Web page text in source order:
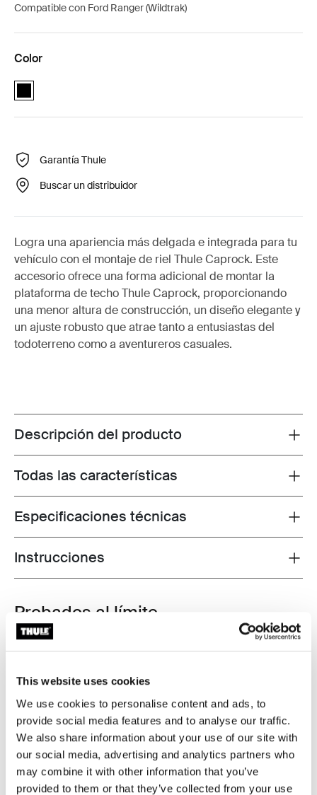
This website uses cookies
We use cookies to personalise content and ads, to
provide social media features and to analyse our traffic.
We also share information about your use of our site with
our social media, advertising and analytics partners who
may combine it with other information that you’ve
provided to them or that they’ve collected from your use
Compatible con Ford Ranger (Wildtrak)
Color
Thule Caprock rail mount Negro (selected)
Garantía Thule
Buscar un distribuidor
Logra una apariencia más delgada e integrada para tu
vehículo con el montaje de riel Thule Caprock. Este
accesorio ofrece una forma adicional de montar la
plataforma de techo Thule Caprock, proporcionando
una menor altura de construcción, un diseño elegante y
un ajuste robusto que atrae tanto a entusiastas del
todoterreno como a aventureros casuales.
Toggle overview
Descripción del producto
Toggle features
Todas las características
Toggle techspec
Especificaciones técnicas
Toggle guides and instructions
Instrucciones
Probados al límite
En el Thule Test Center™ ubicado en Hillerstorp,
extremas. Nuestros sistemas de portaequipajes están
diseñados para cargar tus equipos y ser instalados de
la forma más segura y firme posible. A continuación, te
contamos algunas de las tantas pruebas que
realizamos.
Explora el Thule Test Center